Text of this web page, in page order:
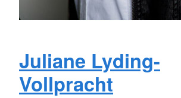
Juliane Lyding-
Vollpracht